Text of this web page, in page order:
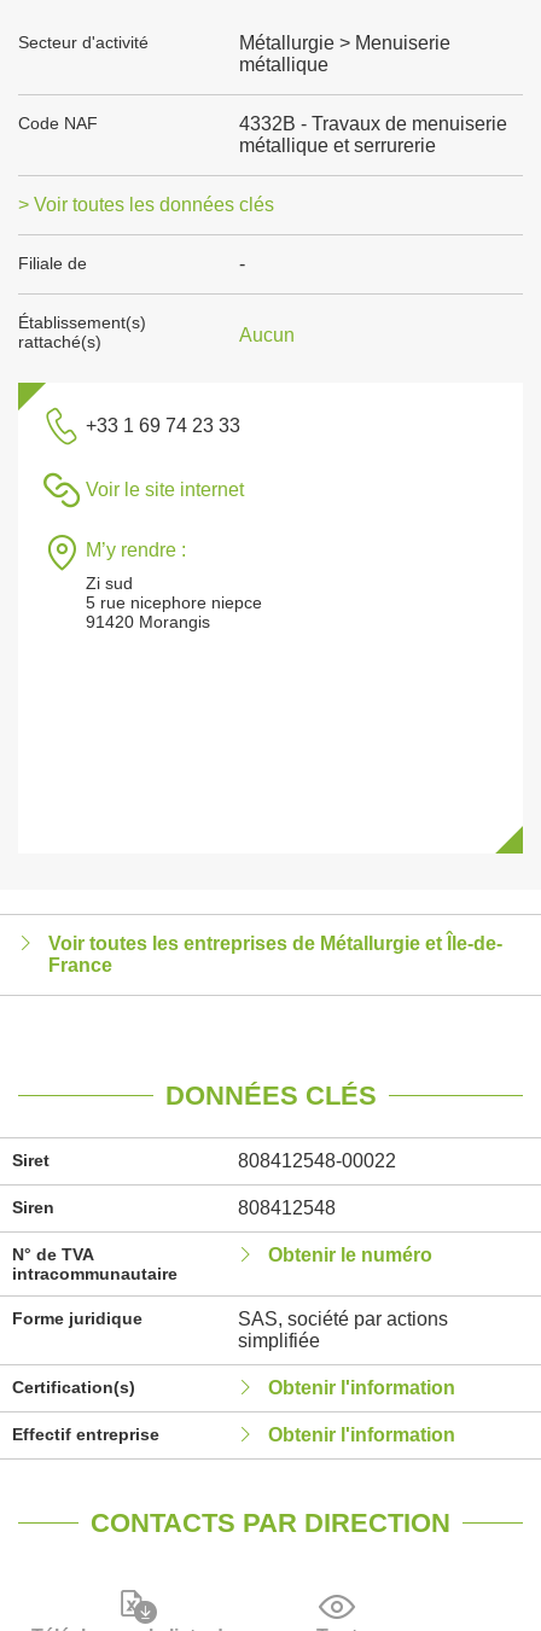
Secteur d'activité
Métallurgie > Menuiserie
métallique
Code NAF
4332B - Travaux de menuiserie
métallique et serrurerie
> Voir toutes les données clés
Filiale de -
Établissement(s)
rattaché(s)
Aucun
+33 1 69 74 23 33
Voir le site internet
M’y rendre :
Zi sud
5 rue nicephore niepce
91420 Morangis
Voir toutes les entreprises de Métallurgie et Île-de-
France
DONNÉES CLÉS
Siret 808412548-00022
Siren 808412548
N° de TVA
intracommunautaire
Obtenir le numéro
Forme juridique
SAS, société par actions
simplifiée
Certification(s) Obtenir l'information
Effectif entreprise Obtenir l'information
CONTACTS PAR DIRECTION